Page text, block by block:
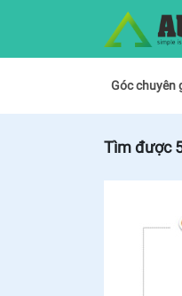
Góc chuyên
Tìm được